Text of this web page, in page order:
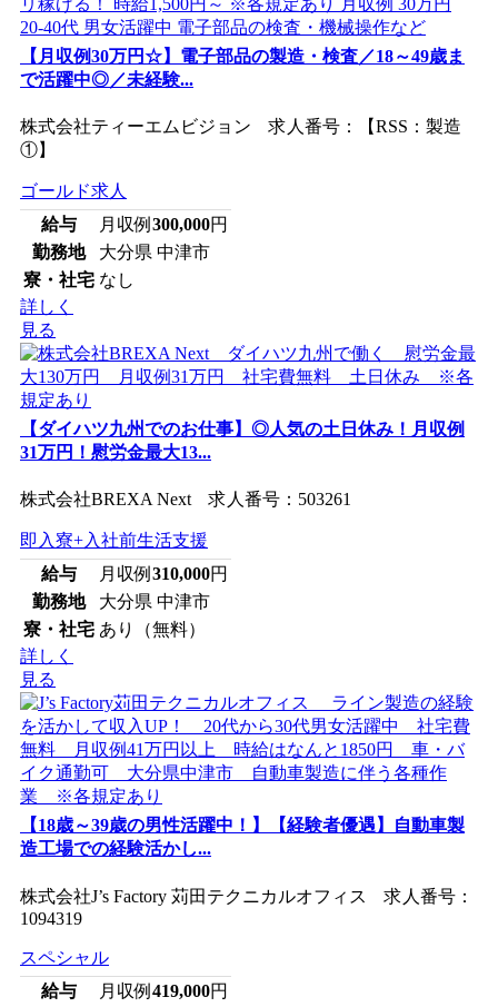
【月収例30万円☆】電子部品の製造・検査／18～49歳ま
で活躍中◎／未経験...
株式会社ティーエムビジョン 求人番号：【RSS：製造
①】
ゴールド求人
給与
月収例 300,000円
勤務地
大分県 中津市
寮・社宅 なし
詳しく
見る
【ダイハツ九州でのお仕事】◎人気の土日休み！月収例
31万円！慰労金最大13...
株式会社BREXA Next 求人番号：503261
即入寮+入社前生活支援
給与
月収例 310,000円
勤務地
大分県 中津市
寮・社宅 あり（無料）
詳しく
見る
【18歳～39歳の男性活躍中！】【経験者優遇】自動車製
造工場での経験活かし...
株式会社J’s Factory 苅田テクニカルオフィス 求人番号：
1094319
スペシャル
給与
月収例 419,000円